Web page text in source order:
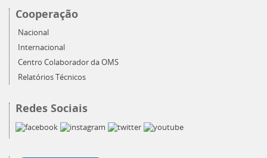
Cooperação
Nacional
Internacional
Centro Colaborador da OMS
Relatórios Técnicos
Redes Sociais